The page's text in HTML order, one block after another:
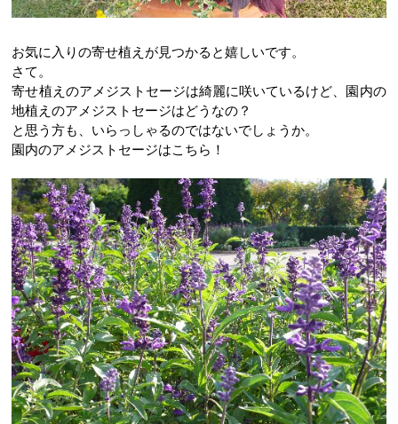
お気に入りの寄せ植えが見つかると嬉しいです。
さて。
寄せ植えのアメジストセージは綺麗に咲いているけど、園内の
地植えのアメジストセージはどうなの？
と思う方も、いらっしゃるのではないでしょうか。
園内のアメジストセージはこちら！